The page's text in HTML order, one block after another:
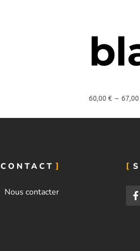
60,00 € – 67,00
CONTACT
Nous contacter